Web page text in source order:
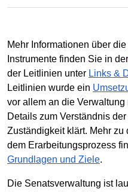
Mehr Informationen über
Instrumente finden Sie in der
der Leitlinien unter Links &
Leitlinien wurde ein
vor allem an die
Details zum Verständnis
Zuständigkeit klärt. Mehr
dem Erarbeitungsprozess
Grundlagen und Ziele.
Die Senatsverwaltung ist